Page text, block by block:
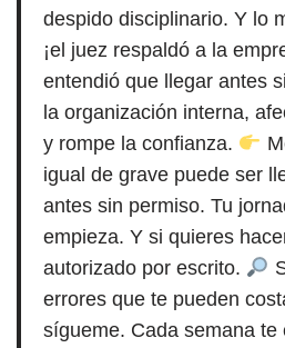
despido disciplinario. Y lo
¡el juez respaldó a la
entendió que llegar antes
la organización interna,
y rompe la confianza.
igual de grave puede ser
antes sin permiso. Tu
empieza. Y si quieres
autorizado por escrito.
errores que te pueden
sígueme. Cada semana te